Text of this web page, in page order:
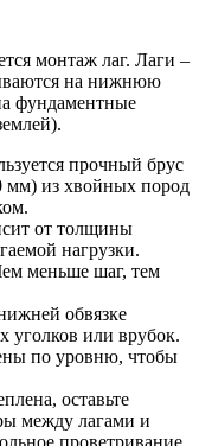
монтаж лаг. Лаги –
на нижнюю
фундаментные
прочный брус
мм) из хвойных пород
от толщины
нагрузки.
меньше шаг, тем
обвязке
уголков или врубок.
по уровню, чтобы
оставьте
между лагами и
проветривание,